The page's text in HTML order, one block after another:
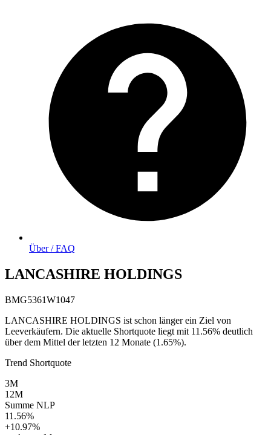
Über / FAQ
LANCASHIRE HOLDINGS
BMG5361W1047
LANCASHIRE HOLDINGS ist schon länger ein Ziel von
Leeverkäufern. Die aktuelle Shortquote liegt mit 11.56% deutlich
über dem Mittel der letzten 12 Monate (1.65%).
Trend Shortquote
3M
12M
Summe NLP
11.56%
+10.97%